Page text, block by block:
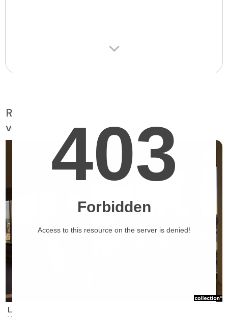
Résidences pour aînés suggérées pour
vous
Les Résidences Soleil Manoir Plaza